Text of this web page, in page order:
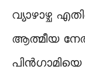
വ്യാഴാഴ്ച
ആത്മീയ
പിൻഗാമിയെ